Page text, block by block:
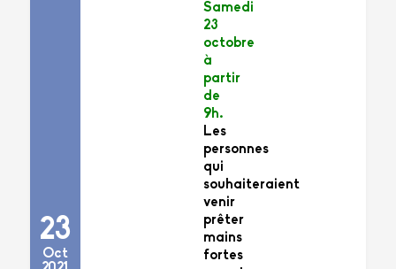
23
Oct
Samedi
23
octobre
à
partir
de
9h.
Les
personnes
qui
souhaiteraient
venir
prêter
mains
fortes